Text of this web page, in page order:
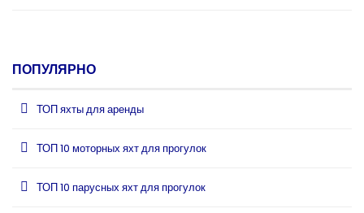
ПОПУЛЯРНО
ТОП яхты для аренды
ТОП 10 моторных яхт для прогулок
ТОП 10 парусных яхт для прогулок